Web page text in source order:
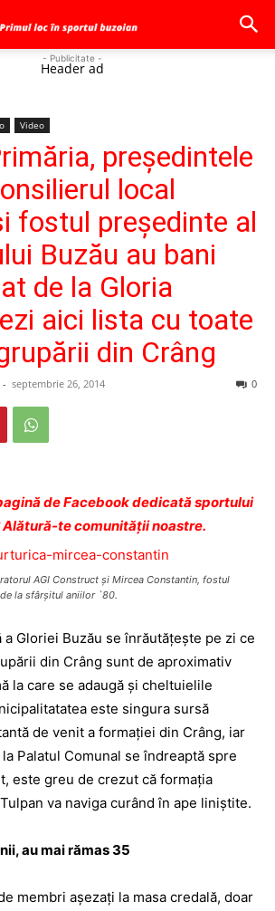
- Publicitate -
Header ad
Video
președintele
local
fostul președinte al
Buzău au bani
de la Gloria
aici lista cu toate
din Crâng
- septembrie 26, 2014 0
de Facebook dedicată sportului
Alătură-te comunității noastre.
AGI Construct şi Mircea Constantin, fostul
la sfârşitul aniilor `80.
a Gloriei Buzău se înrăutățește pe zi ce
din Crâng sunt de aproximativ
la care se adaugă și cheltuielile
este singura sursă
de venit a formației din Crâng, iar
Palatul Comunal se îndreaptă spre
este greu de crezut că formația
va naviga curând în ape liniștite.
au mai rămas 35
membri așezați la masa credală, doar